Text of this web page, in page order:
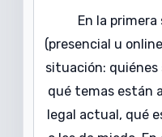
En la
(presencial u
situación: quiénes
qué temas están
legal actual, qué